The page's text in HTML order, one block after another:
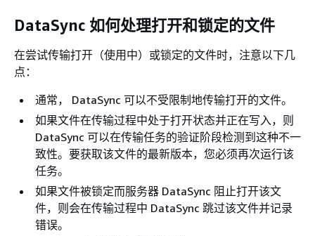
DataSync 如何处理打开和锁定的文件
在尝试传输打开（使用中）或锁定的文件时，注意以下几
点：
通常， DataSync 可以不受限制地传输打开的文件。
如果文件在传输过程中处于打开状态并正在写入，则
DataSync 可以在传输任务的验证阶段检测到这种不一
致性。要获取该文件的最新版本，您必须再次运行该
任务。
如果文件被锁定而服务器 DataSync 阻止打开该文
件，则会在传输过程中 DataSync 跳过该文件并记录
错误。